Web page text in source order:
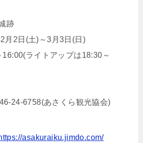
跡
月2日(土)～3月3日(日)
ライトアップは18:30～
24-6758(あさくら観光協会)
asakuraiku.jimdo.com/